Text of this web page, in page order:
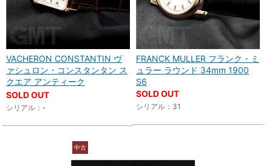
VACHERON CONSTANTIN ヴ
ァシュロン・コンスタンタン ス
クエア アンティーク
SOLD OUT
シリアル：-
FRANCK MULLER フランク・ミ
ュラー ラウンド 34mm 1900
S6
SOLD OUT
シリアル：31
中古